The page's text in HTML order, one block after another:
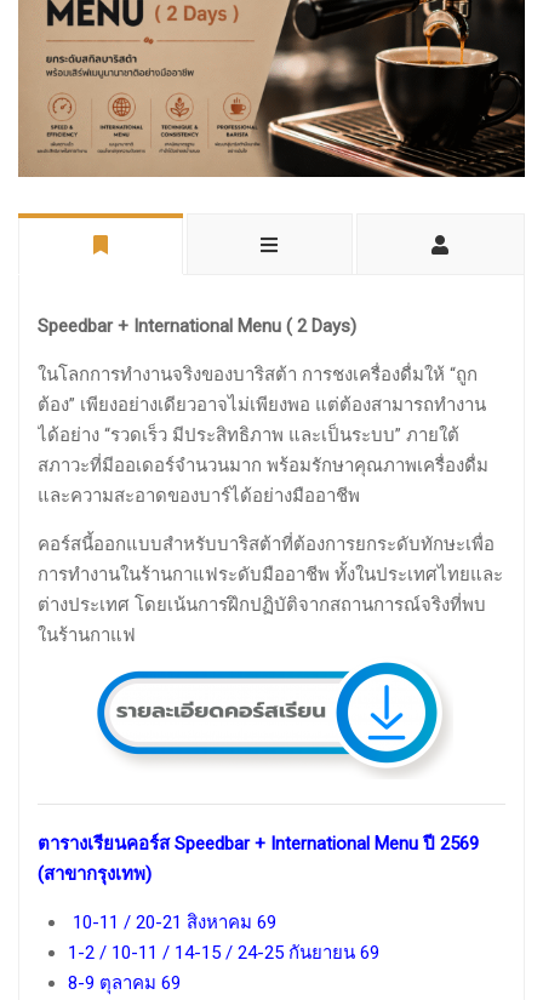
Speedbar + International Menu ( 2 Days)
ในโลกการทำงานจริงของบาริสต้า การชงเครื่องดื่มให้ “ถูก
ต้อง” เพียงอย่างเดียวอาจไม่เพียงพอ แต่ต้องสามารถทำงาน
ได้อย่าง “รวดเร็ว มีประสิทธิภาพ และเป็นระบบ” ภายใต้
สภาวะที่มีออเดอร์จำนวนมาก พร้อมรักษาคุณภาพเครื่องดื่ม
และความสะอาดของบาร์ได้อย่างมืออาชีพ
คอร์สนี้ออกแบบสำหรับบาริสต้าที่ต้องการยกระดับทักษะเพื่อ
การทำงานในร้านกาแฟระดับมืออาชีพ ทั้งในประเทศไทยและ
ต่างประเทศ โดยเน้นการฝึกปฏิบัติจากสถานการณ์จริงที่พบ
ในร้านกาแฟ
ตารางเรียนคอร์ส Speedbar + International Menu ปี 2569
(สาขากรุงเทพ)
10-11 / 20-21 สิงหาคม 69
1-2 / 10-11 / 14-15 / 24-25 กันยายน 69
8-9 ตุลาคม 69